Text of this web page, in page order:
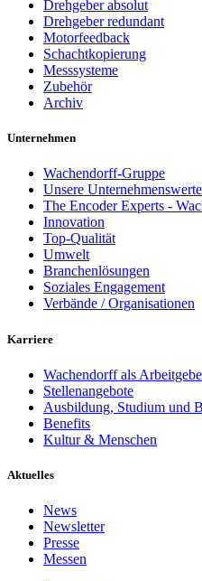
Drehgeber absolut
Drehgeber redundant
Motorfeedback
Schachtkopierung
Messsysteme
Zubehör
Archiv
Unternehmen
Wachendorff-Gruppe
Unsere
The Encoder Experts -
Innovation
Top-Qualität
Umwelt
Branchenlösungen
Soziales Engagement
Verbände / Organisationen
Karriere
Wachendorff als
Stellenangebote
Ausbildung, Studium und
Benefits
Kultur & Menschen
Aktuelles
News
Newsletter
Presse
Messen